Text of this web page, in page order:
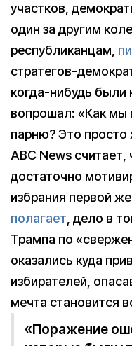
участков,
один за другим
республиканцам,
стратегов-
когда-нибудь были
вопрошал: «Как мы
парню? Это просто
ABC News
достаточно
избрания первой
полагает, дело в
Трампа по
оказались куда
избирателей,
мечта становится
«Поражение